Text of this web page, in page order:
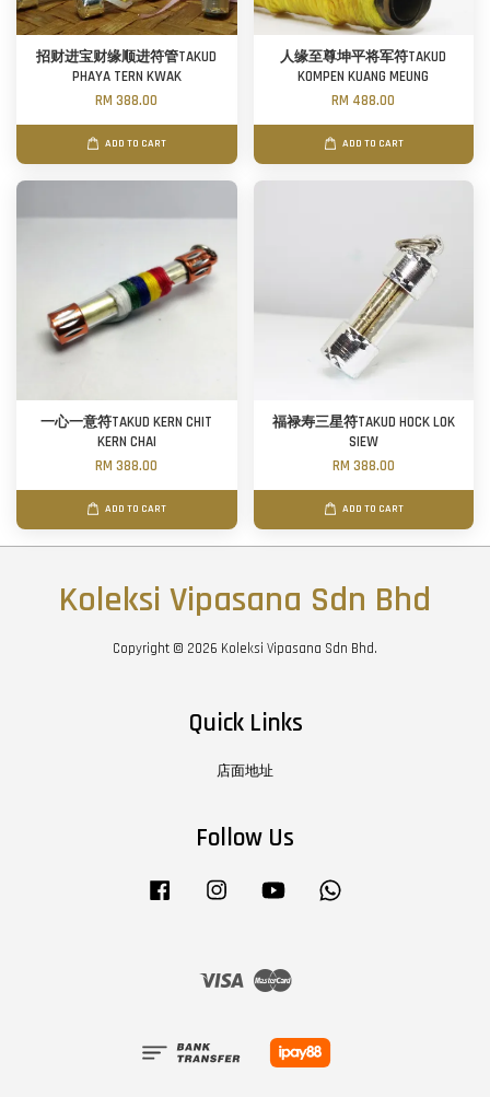
招财进宝财缘顺进符管TAKUD
PHAYA TERN KWAK
RM 388.00
ADD TO CART
人缘至尊坤平将军符TAKUD
KOMPEN KUANG MEUNG
RM 488.00
ADD TO CART
一心一意符TAKUD KERN CHIT
KERN CHAI
RM 388.00
ADD TO CART
福禄寿三星符TAKUD HOCK LOK
SIEW
RM 388.00
ADD TO CART
Koleksi Vipasana Sdn Bhd
Copyright © 2026 Koleksi Vipasana Sdn Bhd.
Quick Links
店面地址
Follow Us
Facebook Instagram YouTube
Visa Master